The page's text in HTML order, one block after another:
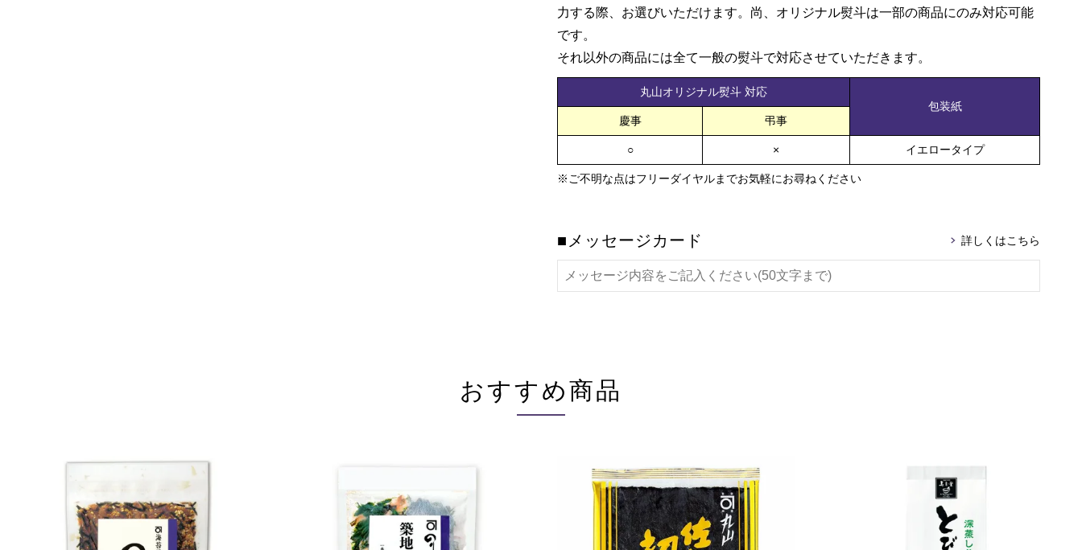
力する際、お選びいただけます。尚、オリジナル熨斗は一部の商品にのみ対応可能
です。
それ以外の商品には全て一般の熨斗で対応させていただきます。
丸山オリジナル熨斗 対応
包装紙
慶事
弔事
○ × イエロータイプ
※ご不明な点はフリーダイヤルまでお気軽にお尋ねください
■メッセージカード
おすすめ商品